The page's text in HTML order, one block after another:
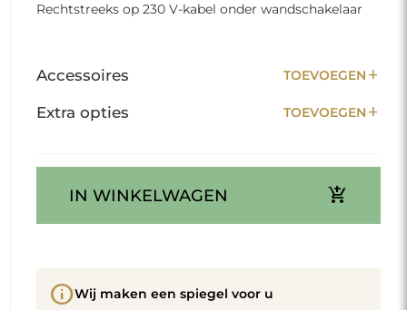
Rechtstreeks op 230 V-kabel onder wandschakelaar
Accessoires TOEVOEGEN add
Extra opties TOEVOEGEN add
IN WINKELWAGEN add_shopping_cart
infoWij maken een spiegel voor u